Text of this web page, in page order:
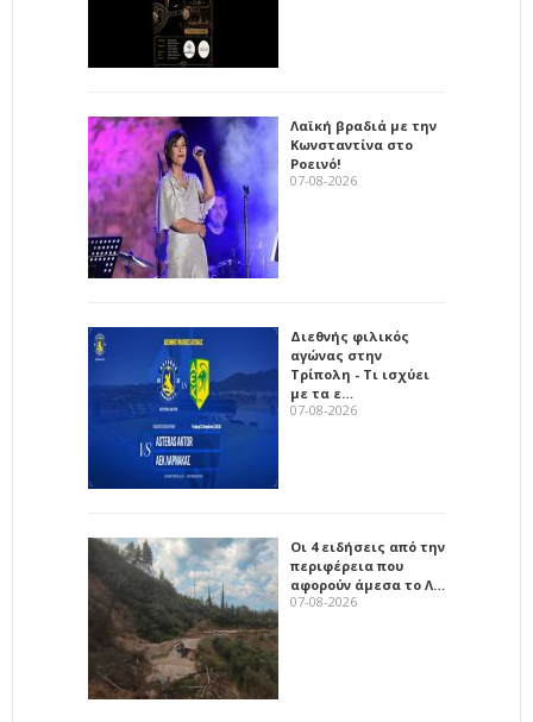
Λαϊκή βραδιά με την
Κωνσταντίνα στο
Ροεινό!
07-08-2026
Διεθνής φιλικός
αγώνας στην
Τρίπολη - Τι ισχύει
με τα ε…
07-08-2026
Οι 4 ειδήσεις από την
περιφέρεια που
αφορούν άμεσα το Λ…
07-08-2026